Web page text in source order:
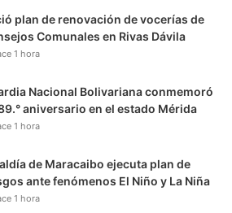
plan de renovación de vocerías de
Comunales en Rivas Dávila
1 hora
Nacional Bolivariana conmemoró
aniversario en el estado Mérida
1 hora
de Maracaibo ejecuta plan de
ante fenómenos El Niño y La Niña
1 hora